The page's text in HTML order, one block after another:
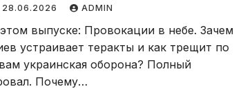
28.06.2026 ADMIN
выпуске: Провокации в небе. Зачем
устраивает теракты и как трещит по
украинская оборона? Полный
Почему…